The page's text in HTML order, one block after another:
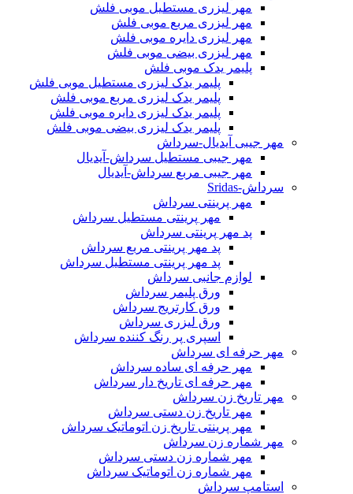
مهر لیزری مستطیل موبی فلش
مهر لیزری مربع موبی فلش
مهر لیزری دایره موبی فلش
مهر لیزری بیضی موبی فلش
پلیمر یدک موبی فلش
پلیمر یدک لیزری مستطیل موبی فلش
پلیمر یدک لیزری مربع موبی فلش
پلیمر یدک لیزری دایره موبی فلش
پلیمر یدک لیزری بیضی موبی فلش
مهر جیبی آیدیال-سرداش
مهر جیبی مستطیل سرداش-آیدیال
مهر جیبی مربع سرداش-آیدیال
سرداش-Sridas
مهر پرینتی سرداش
مهر پرینتی مستطیل سرداش
پد مهر پرینتی سرداش
پد مهر پرینتی مربع سرداش
پد مهر پرینتی مستطیل سرداش
لوازم جانبی سرداش
ورق پلیمر سرداش
ورق کارتریج سرداش
ورق لیزری سرداش
اسپری پر رنگ کننده سرداش
مهر حرفه ای سرداش
مهر حرفه ای ساده سرداش
مهر حرفه ای تاریخ دار سرداش
مهر تاریخ زن سرداش
مهر تاریخ زن دستی سرداش
مهر پرینتی تاریخ زن اتوماتیک سرداش
مهر شماره زن سرداش
مهر شماره زن دستی سرداش
مهر شماره زن اتوماتیک سرداش
استامپ سرداش